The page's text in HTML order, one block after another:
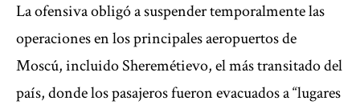
La ofensiva obligó a suspender temporalmente las
operaciones en los principales aeropuertos de
Moscú, incluido Sheremétievo, el más transitado del
país, donde los pasajeros fueron evacuados a “lugares